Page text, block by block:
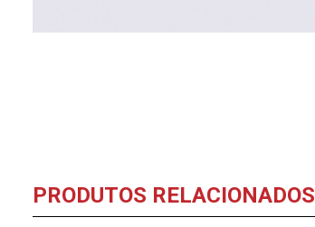
PRODUTOS RELACIONADOS